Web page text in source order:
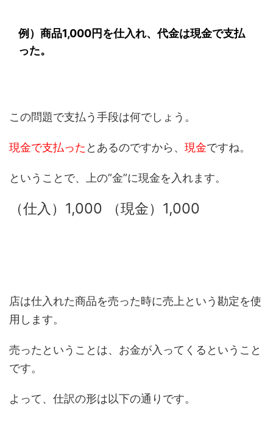
例）商品1,000円を仕入れ、代金は現金で支払
った。
この問題で支払う手段は何でしょう。
現金で支払った とあるのですから、 現金ですね。
ということで、上の”金”に現金を入れます。
（仕入）1,000 （現金）1,000
店は仕入れた商品を売った時に売上という勘定を使
用します。
売ったということは、お金が入ってくるということ
です。
よって、仕訳の形は以下の通りです。